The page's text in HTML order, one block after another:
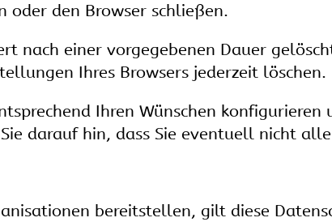
oder den Browser schließen.
nach einer vorgegebenen Dauer
Ihres Browsers jederzeit löschen.
Ihren Wünschen
darauf hin, dass Sie eventuell nicht
bereitstellen, gilt diese